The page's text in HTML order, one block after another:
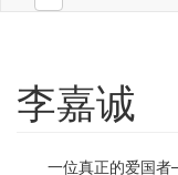
李嘉诚
一位真正的爱国者